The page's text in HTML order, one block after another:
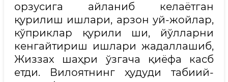
орзусига айланиб келаётган
қурилиш ишлари, арзон уй-жойлар,
кўприклар қурили ши, йўлларни
кенгайтириш ишлари жадаллашиб,
Жиззах шаҳри ўзгача қиёфа касб
етди. Вилоятнинг ҳудуди табиий-